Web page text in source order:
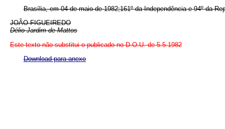
Brasília, em 04 de maio de 1982;161º da Independência e 94º da
JOÃO FIGUEIREDO
Délio Jardim de Mattos
Este texto não substitui o publicado no D.O.U. de 5.5.1982
Download para anexo